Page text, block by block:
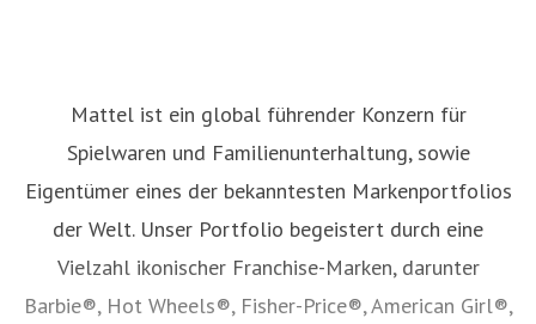
Mattel ist ein global führender Konzern für
Spielwaren und Familienunterhaltung, sowie
Eigentümer eines der bekanntesten Markenportfolios
der Welt. Unser Portfolio begeistert durch eine
Vielzahl ikonischer Franchise-Marken, darunter
Barbie®, Hot Wheels®, Fisher-Price®, American Girl®,